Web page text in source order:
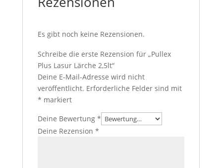
Es gibt noch keine Rezensionen.
Schreibe die erste Rezension für „Pullex
Plus Lasur Lärche 2,5lt“
Deine E-Mail-Adresse wird nicht
veröffentlicht. Erforderliche Felder sind mit
* markiert
Deine Bewertung *
Deine Rezension *